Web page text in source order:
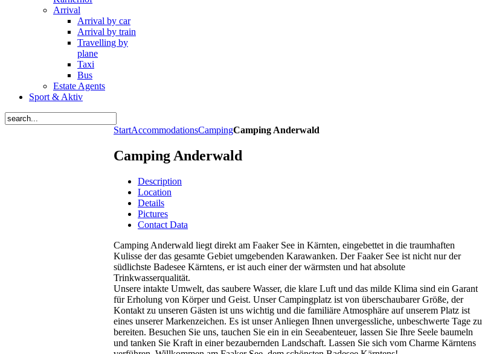
Arrival
Arrival by car
Arrival by train
Travelling by
plane
Taxi
Bus
Estate Agents
Sport & Aktiv
StartAccommodationsCampingCamping Anderwald
Camping Anderwald
Description
Location
Details
Pictures
Contact Data
Camping Anderwald liegt direkt am Faaker See in Kärnten, eingebettet in die traumhaften
Kulisse der das gesamte Gebiet umgebenden Karawanken. Der Faaker See ist nicht nur der
südlichste Badesee Kärntens, er ist auch einer der wärmsten und hat absolute
Trinkwasserqualität.
Unsere intakte Umwelt, das saubere Wasser, die klare Luft und das milde Klima sind ein Garant
für Erholung von Körper und Geist. Unser Campingplatz ist von überschaubarer Größe, der
Kontakt zu unseren Gästen ist uns wichtig und die familiäre Atmosphäre auf unserem Platz ist
eines unserer Markenzeichen. Es ist unser Anliegen Ihnen unvergessliche, unbeschwerte Tage zu
bereiten. Besuchen Sie uns, tauchen Sie ein in ein Seeabenteuer, lassen Sie Ihre Seele baumeln
und tanken Sie Kraft in einer bezaubernden Landschaft. Lassen Sie sich vom Charme Kärntens